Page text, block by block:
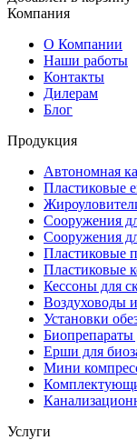
Компания
О Компании
Наши работы
Контакты
Дилерам
Блог
Продукция
Автономная
Пластиковые
Сооружения
Сооружения
Пластиковые
Пластиковые
Кессоны для
Воздуховоды
Установки
Ерши для
Мини
Услуги